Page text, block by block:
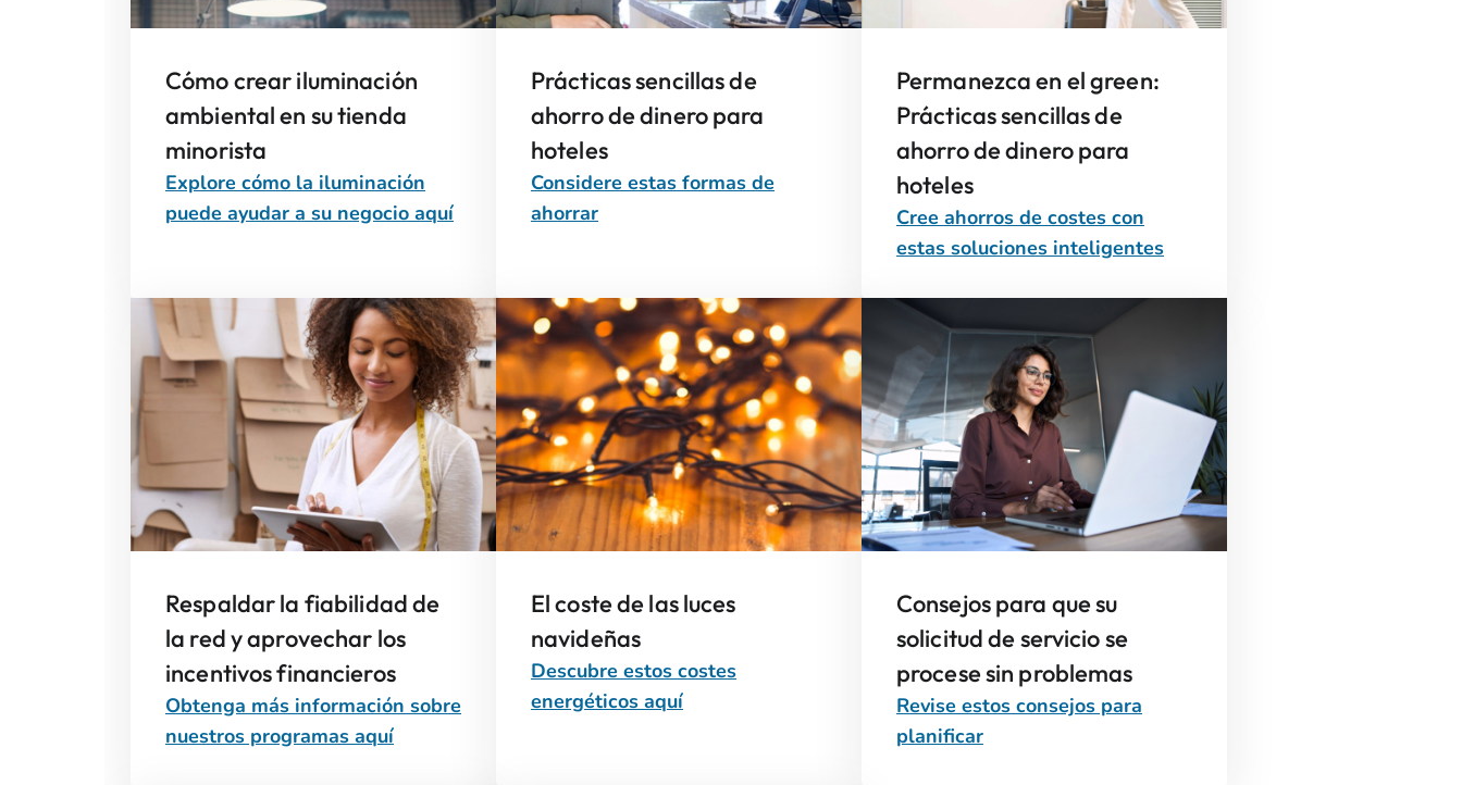
Cómo crear iluminación
ambiental en su tienda
minorista
Explore cómo la iluminación
puede ayudar a su negocio aquí
Prácticas sencillas de
ahorro de dinero para
hoteles
Considere estas formas de
ahorrar
Permanezca en el green:
Prácticas sencillas de
ahorro de dinero para
hoteles
Cree ahorros de costes con
estas soluciones inteligentes
Respaldar la fiabilidad de
la red y aprovechar los
incentivos financieros
Obtenga más información sobre
nuestros programas aquí
El coste de las luces
navideñas
Descubre estos costes
energéticos aquí
Consejos para que su
solicitud de servicio se
procese sin problemas
Revise estos consejos para
planificar